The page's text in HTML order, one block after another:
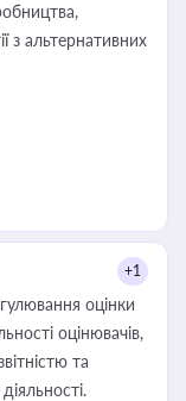
з альтернативних
+1
оцінки
оцінювачів,
та